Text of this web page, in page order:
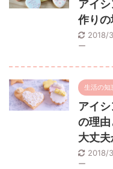
アイ
作りの
2018/
ー
生活の知
アイ
の理
大丈夫
2018/
ー